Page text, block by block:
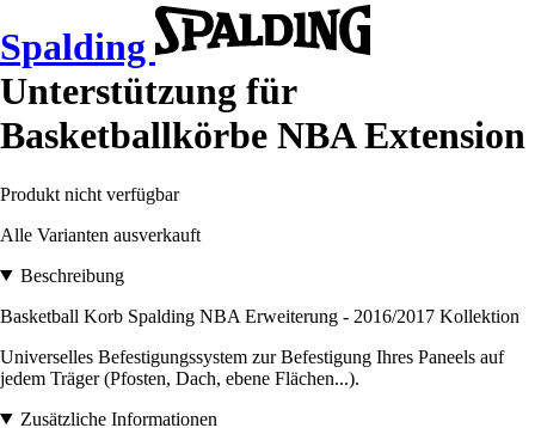
Spalding
Unterstützung für
Basketballkörbe NBA Extension
Produkt nicht verfügbar
Alle Varianten ausverkauft
Beschreibung
Basketball Korb Spalding NBA Erweiterung - 2016/2017 Kollektion
Universelles Befestigungssystem zur Befestigung Ihres Paneels auf
jedem Träger (Pfosten, Dach, ebene Flächen...).
Zusätzliche Informationen